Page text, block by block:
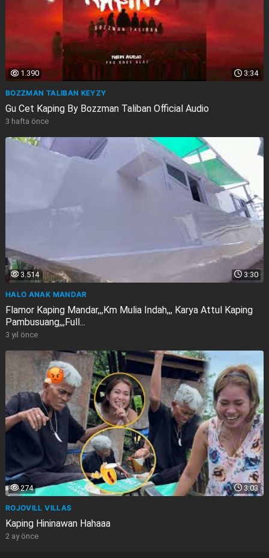
3:34
1.390
BOZZMAN TALIBAN KEYZY
Gu Cet Kaping By Bozzman Taliban Official Audio
3 hafta önce
3:30
3.514
HALO ANAK MANDAR
Flamor Kaping Mandar,,,Km Mulia Indah,,, Karya Attul Kaping
Pambusuang,,,Full...
3 yıl önce
3:03
274
ROJOVILL VILLAS
Kaping Hininawan Hahaaa
2 ay önce